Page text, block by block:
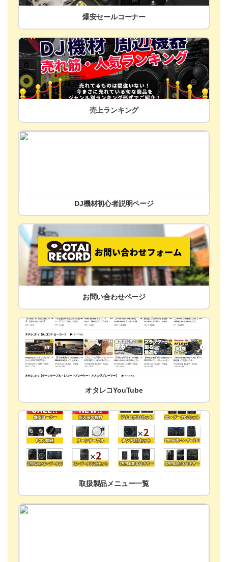
爆安セールコーナー
売上ランキング
DJ機材初心者説明ページ
お問い合わせページ
オタレコYouTube
取扱製品メニュー一覧